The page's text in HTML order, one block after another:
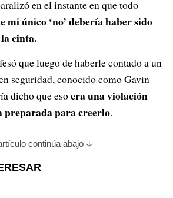
en el instante en que todo
mi único ‘no’ debería haber sido
cinta.
que luego de haberle contado a un
seguridad, conocido como Gavin
dicho que esoera una violación
preparada para creerlo.
continúa abajo